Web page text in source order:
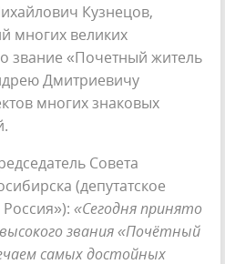
Кузнецов,
многих великих
звание «Почетный житель
Дмитриевичу
многих знаковых
Совета
(депутатское
«Сегодня принято
звания «Почётный
самых достойных